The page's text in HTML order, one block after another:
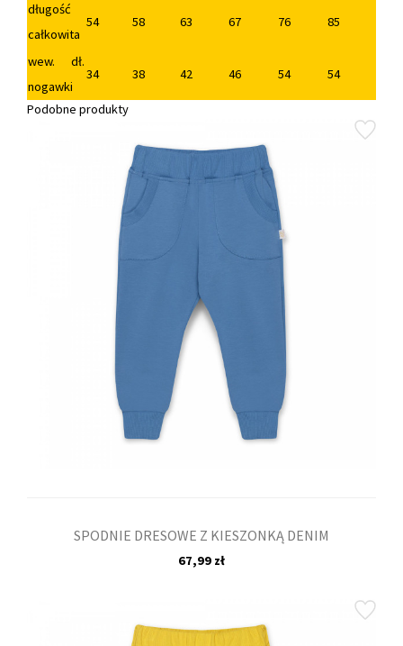
długość
całkowita
54 58 63 67 76 85
wew. dł.
nogawki
34 38 42 46 54 54
Podobne produkty
SPODNIE DRESOWE Z KIESZONKĄ DENIM
67,99 zł